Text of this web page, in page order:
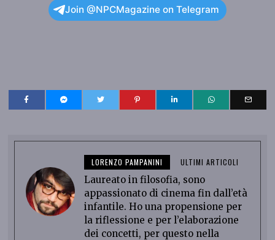
Join @NPCMagazine on Telegram
LORENZO PAMPANINI ULTIMI ARTICOLI
Laureato in filosofia, sono
appassionato di cinema fin dall’età
infantile. Ho una propensione per
la riflessione e per l’elaborazione
dei concetti, per questo nella